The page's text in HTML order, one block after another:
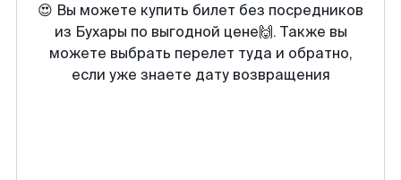
😍 Вы можете купить билет без посредников
из Бухары по выгодной цене🙌. Также вы
можете выбрать перелет туда и обратно,
если уже знаете дату возвращения